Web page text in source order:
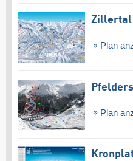
Zillertal
Plan
Pfelders
Plan